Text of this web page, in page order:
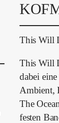
This Will
This Will
dabei
Ambient,
The
festen